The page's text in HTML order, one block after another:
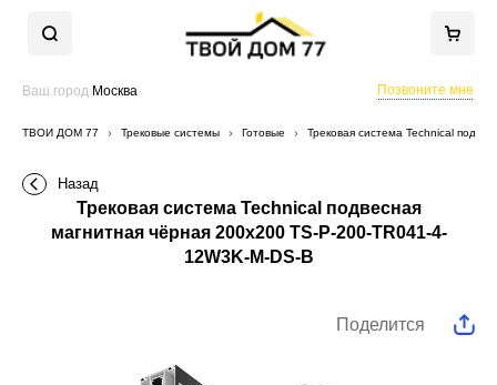
Ваш город Москва Позвоните мне
ТВОЙ ДОМ 77 Трековые системы Готовые Трековая система Technical
Назад
Трековая система Technical подвесная
магнитная чёрная 200x200 TS-P-200-TR041-4-
12W3K-M-DS-B
Поделится